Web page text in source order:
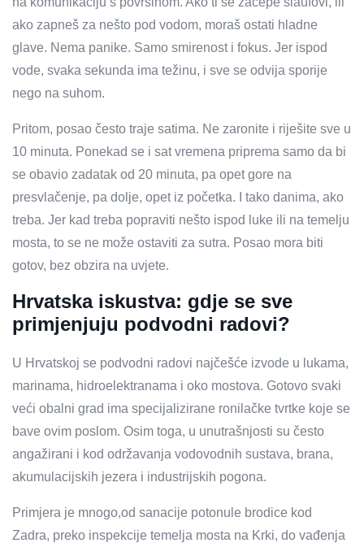
ako zapneš za nešto pod vodom, moraš ostati hladne
glave. Nema panike. Samo smirenost i fokus. Jer ispod
vode, svaka sekunda ima težinu, i sve se odvija sporije
nego na suhom.
Pritom, posao često traje satima. Ne zaronite i riješite sve u
10 minuta. Ponekad se i sat vremena priprema samo da bi
se obavio zadatak od 20 minuta, pa opet gore na
presvlačenje, pa dolje, opet iz početka. I tako danima, ako
treba. Jer kad treba popraviti nešto ispod luke ili na temelju
mosta, to se ne može ostaviti za sutra. Posao mora biti
gotov, bez obzira na uvjete.
Hrvatska iskustva: gdje se sve
primjenjuju podvodni radovi?
U Hrvatskoj se podvodni radovi najčešće izvode u lukama,
marinama, hidroelektranama i oko mostova. Gotovo svaki
veći obalni grad ima specijalizirane ronilačke tvrtke koje se
bave ovim poslom. Osim toga, u unutrašnjosti su često
angažirani i kod održavanja vodovodnih sustava, brana,
akumulacijskih jezera i industrijskih pogona.
Primjera je mnogo,od sanacije potonule brodice kod
Zadra, preko inspekcije temelja mosta na Krki, do vađenja